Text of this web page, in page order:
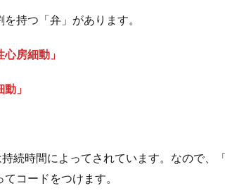
持つ「弁」があります。
心房細動」
」
続時間によってされています。なので、
コードをつけます。